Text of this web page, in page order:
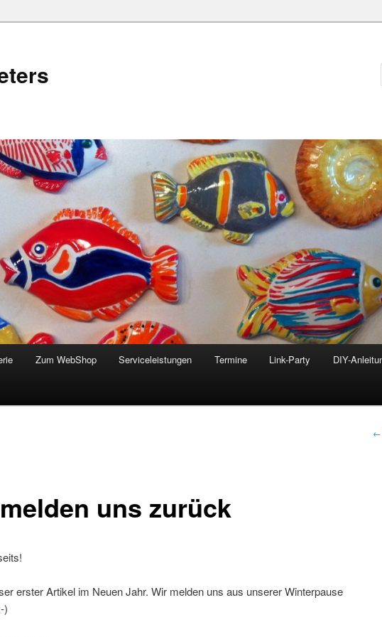
Zum WebShop Serviceleistungen Termine Link-Party DIY-
←
uns zurück
erster Artikel im Neuen Jahr. Wir melden uns aus unserer Winterpause